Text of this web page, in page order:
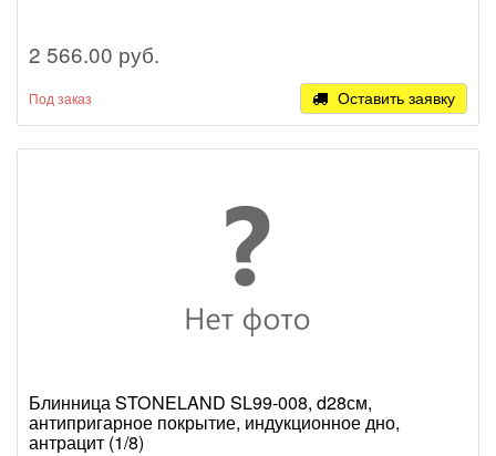
2 566.00 руб.
Под заказ Оставить заявку
Блинница STONELAND SL99-008, d28см,
антипригарное покрытие, индукционное дно,
антрацит (1/8)